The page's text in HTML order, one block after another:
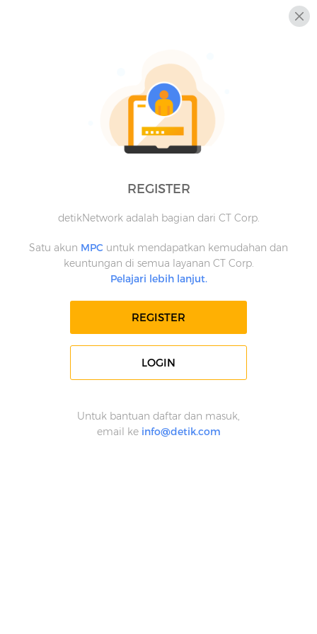
REGISTER
detikNetwork adalah bagian dari CT Corp.
Satu akun MPC untuk mendapatkan kemudahan dan
keuntungan di semua layanan CT Corp.
Pelajari lebih lanjut.
REGISTER
LOGIN
Untuk bantuan daftar dan masuk,
email ke info@detik.com